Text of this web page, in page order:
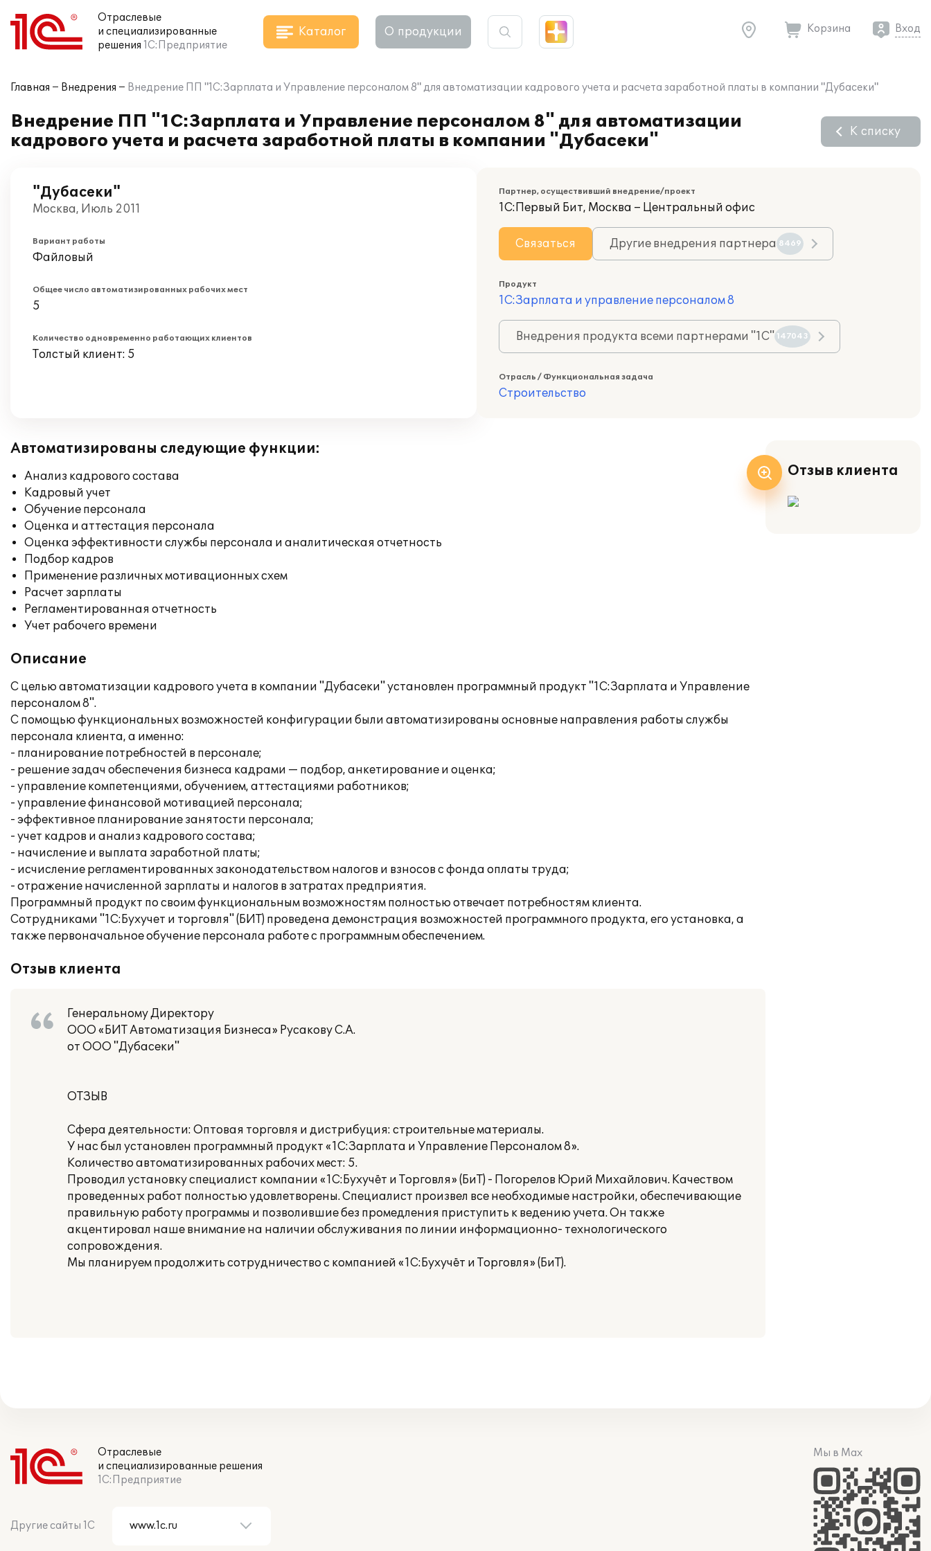
Отраслевые
и специализированные
решения 1С:Предприятие
Каталог О продукции Корзина Вход
Главная Внедрения Внедрение ПП "1С:Зарплата и Управление персоналом 8" для автоматизации кадрового учета и расчета заработной платы в компании "Дубасеки"
Внедрение ПП "1С:Зарплата и Управление персоналом 8" для автоматизации
кадрового учета и расчета заработной платы в компании "Дубасеки"
К списку
"Дубасеки"
Москва, Июль 2011
Вариант работы
Файловый
Общее число автоматизированных рабочих мест
5
Количество одновременно работающих клиентов
Толстый клиент: 5
Партнер, осуществивший внедрение/проект
1С:Первый Бит, Москва – Центральный офис
Связаться Другие внедрения партнера 8469
Продукт
1С:Зарплата и управление персоналом 8
Внедрения продукта всеми партнерами "1С" 147043
Отрасль / Функциональная задача
Строительство
Автоматизированы следующие функции:
Анализ кадрового состава
Кадровый учет
Обучение персонала
Оценка и аттестация персонала
Оценка эффективности службы персонала и аналитическая отчетность
Подбор кадров
Применение различных мотивационных схем
Расчет зарплаты
Регламентированная отчетность
Учет рабочего времени
Описание
С целью автоматизации кадрового учета в компании "Дубасеки" установлен программный продукт "1С:Зарплата и Управление
персоналом 8".
С помощью функциональных возможностей конфигурации были автоматизированы основные направления работы службы
персонала клиента, а именно:
- планирование потребностей в персонале;
- решение задач обеспечения бизнеса кадрами — подбор, анкетирование и оценка;
- управление компетенциями, обучением, аттестациями работников;
- управление финансовой мотивацией персонала;
- эффективное планирование занятости персонала;
- учет кадров и анализ кадрового состава;
- начисление и выплата заработной платы;
- исчисление регламентированных законодательством налогов и взносов с фонда оплаты труда;
- отражение начисленной зарплаты и налогов в затратах предприятия.
Программный продукт по своим функциональным возможностям полностью отвечает потребностям клиента.
Сотрудниками "1С:Бухучет и торговля" (БИТ) проведена демонстрация возможностей программного продукта, его установка, а
также первоначальное обучение персонала работе с программным обеспечением.
Отзыв клиента
Генеральному Директору
ООО «БИТ Автоматизация Бизнеса» Русакову С.А.
от ООО "Дубасеки"
ОТЗЫВ
Сфера деятельности: Оптовая торговля и дистрибуция: строительные материалы.
У нас был установлен программный продукт «1С:Зарплата и Управление Персоналом 8».
Количество автоматизированных рабочих мест: 5.
Проводил установку специалист компании «1С:Бухучёт и Торговля» (БиТ) - Погорелов Юрий Михайлович. Качеством
проведенных работ полностью удовлетворены. Специалист произвел все необходимые настройки, обеспечивающие
правильную работу программы и позволившие без промедления приступить к ведению учета. Он также
акцентировал наше внимание на наличии обслуживания по линии информационно- технологического
сопровождения.
Мы планируем продолжить сотрудничество с компанией «1С:Бухучёт и Торговля» (БиТ).
Отзыв клиента
Отраслевые
и специализированные решения
1С:Предприятие
Другие сайты 1С
Мы в Max